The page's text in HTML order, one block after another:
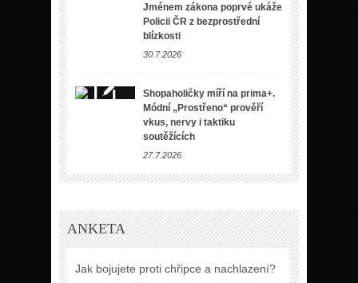
Jménem zákona poprvé ukáže
Policii ČR z bezprostřední
blízkosti
30.7.2026
Shopaholičky míří na prima+.
Módní „Prostřeno“ prověří
vkus, nervy i taktiku
soutěžících
27.7.2026
ANKETA
Jak bojujete proti chřipce a nachlazení?